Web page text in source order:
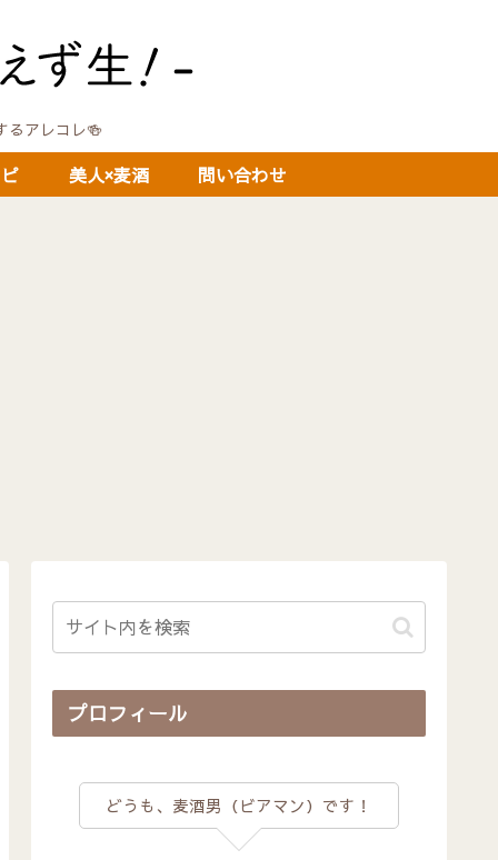
アレコレ🍻
美人×麦酒 問い合わせ
プロフィール
どうも、麦酒男（ビアマン）です！